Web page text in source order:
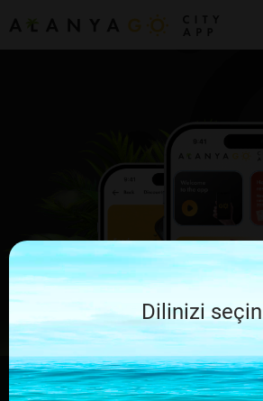
Dilinizi seçin